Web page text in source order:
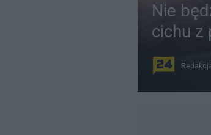
Nie
cichu z